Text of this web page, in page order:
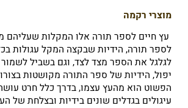
מוצרי רקמה
עץ חיים לספר תורה אלו המקלות שעליהם
לספר תורה, הידיות שבקצה המקל עגולות
לגלגל את הספר מצד לצד, וגם בשביל
יפול, הידיות של ספר התורה מקושטות
הפשוט הוא מהעץ עצמו, בדרך כלל חרט
עיגולים בגדלים שונים בידיות ובצלחת של